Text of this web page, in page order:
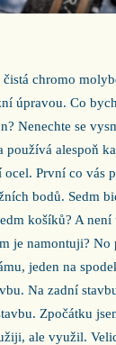
chromo
úpravou. Co
Nenechte se
používá alespoň
První co vás
bodů. Sedm
košíků? A není
je namontuji? No
jeden na
Na zadní
Zpočátku
ale využil.